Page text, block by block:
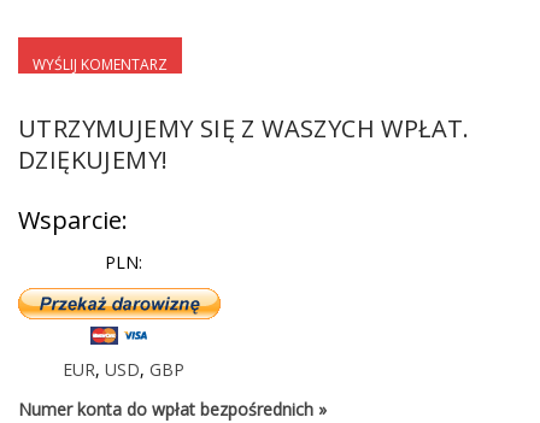
UTRZYMUJEMY SIĘ Z WASZYCH WPŁAT.
DZIĘKUJEMY!
Wsparcie:
PLN:
EUR, USD, GBP
Numer konta do wpłat bezpośrednich »